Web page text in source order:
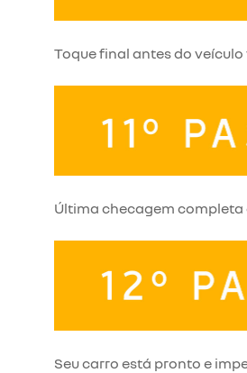
Toque final antes do
Última checagem completa
Seu carro está pronto e